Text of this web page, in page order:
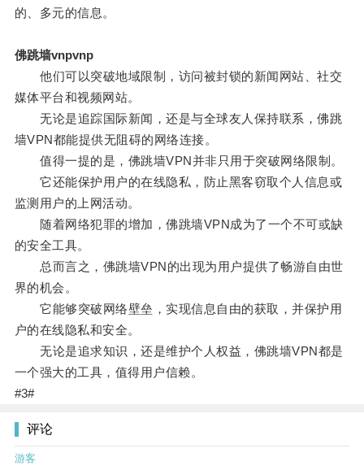
的、多元的信息。
佛跳墙vnpvnp
他们可以突破地域限制，访问被封锁的新闻网站、社交
媒体平台和视频网站。
无论是追踪国际新闻，还是与全球友人保持联系，佛跳
墙VPN都能提供无阻碍的网络连接。
值得一提的是，佛跳墙VPN并非只用于突破网络限制。
它还能保护用户的在线隐私，防止黑客窃取个人信息或
监测用户的上网活动。
随着网络犯罪的增加，佛跳墙VPN成为了一个不可或缺
的安全工具。
总而言之，佛跳墙VPN的出现为用户提供了畅游自由世
界的机会。
它能够突破网络壁垒，实现信息自由的获取，并保护用
户的在线隐私和安全。
无论是追求知识，还是维护个人权益，佛跳墙VPN都是
一个强大的工具，值得用户信赖。
#3#
评论
游客